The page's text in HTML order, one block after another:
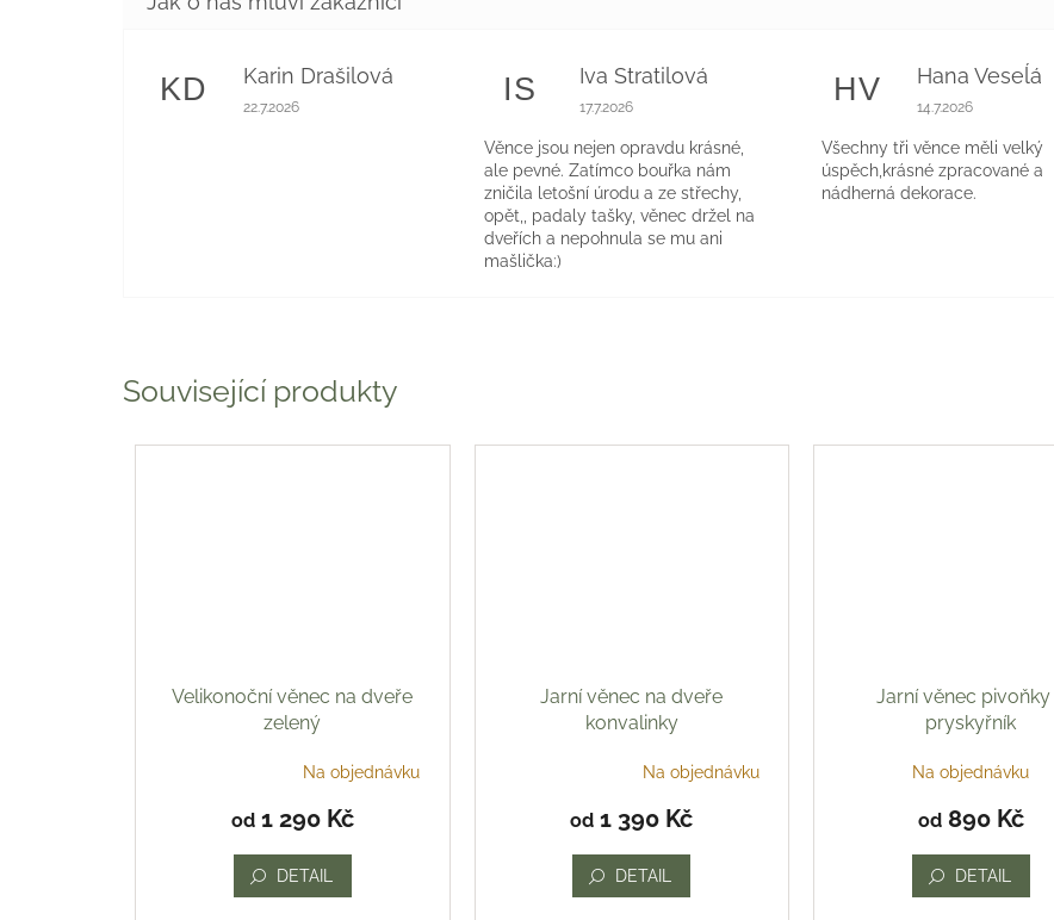
Související produkty
Velikonoční věnec na dveře
zelený
Na objednávku
od1 290 Kč
DETAIL
Jarní věnec na dveře
konvalinky
Na objednávku
od 1 390 Kč
DETAIL
Jarní věnec pivoňky
pryskyřník
Na objednávku
od890 Kč
DETAIL
KD Karin Drašilová
Hodnocení obchodu je 5 z 5 hvězdiček.
22.7.2026 IS Iva Stratilová
Hodnocení obchodu je 5 z 5 hvězdiček.
17.7.2026
Věnce jsou nejen opravdu krásné,
ale pevné. Zatímco bouřka nám
zničila letošní úrodu a ze střechy,
opět,, padaly tašky, věnec držel na
dveřích a nepohnula se mu ani
mašlička:)
HV Hana Veseĺá
Hodnocení
14.7.2026
Všechny tři věnce měli velký
úspěch,krásné zpracované a
nádherná dekorace.